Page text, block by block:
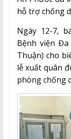
hỗ trợ chống
Ngày 12-7,
Bệnh viện
Thuận) cho
lễ xuất quân
phòng chống